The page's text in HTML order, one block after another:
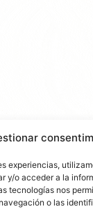
experiencias,
y/o acceder a la
tecnologías nos
o las